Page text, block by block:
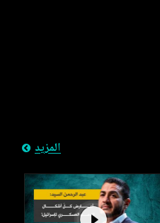
المزيد